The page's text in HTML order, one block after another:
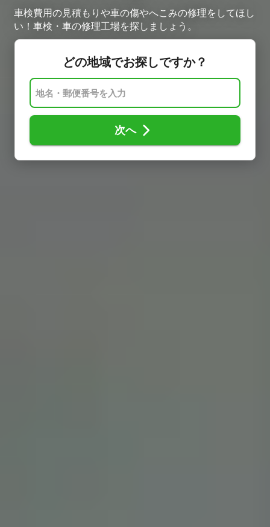
車検費用の見積もりや車の傷やへこみの修理をしてほし
い！車検・車の修理工場を探しましょう。
どの地域でお探しですか？
次へ